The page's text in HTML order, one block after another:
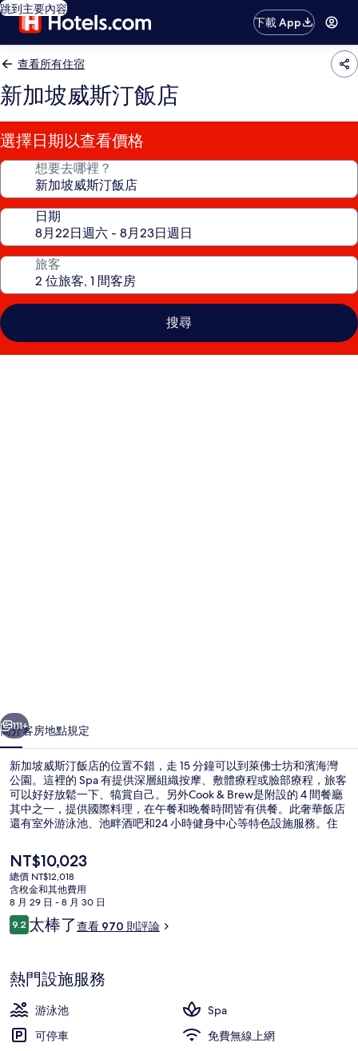
跳到主要內容
下載 App
查看所有住宿
新加坡威斯汀飯店
選擇日期以查看價格
想要去哪裡？
日期
旅客
搜尋
店
的
相
片
集
個 下一個
111+
簡介客房地點規定
新加坡威斯汀飯店的位置不錯，走 15 分鐘可以到萊佛士坊和濱海灣
公園。這裡的 Spa 有提供深層組織按摩、敷體療程或臉部療程，旅客
可以好好放鬆一下、犒賞自己。另外Cook & Brew是附設的 4 間餐廳
其中之一，提供國際料理，在午餐和晚餐時間皆有供餐。此奢華飯店
還有室外游泳池、池畔酒吧和24 小時健身中心等特色設施服務。住
路到珊頓道站只要 2 分鐘，到市中心站也只要 4 分鐘。
目
前
的
價
格
是
NT$10,023
總價 NT$12,018
含稅金和其他費用
8 月 29 日 - 8 月 30 日
評
論
9.29.2 分，滿分 10 分，
太棒了查看 970 則評論
熱門設施服務
游泳池
Spa
可停車
免費無線上網